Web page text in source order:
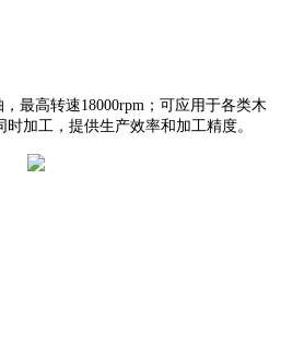
，最高转速18000rpm；可应用于各类木
加工，提供生产效率和加工精度。